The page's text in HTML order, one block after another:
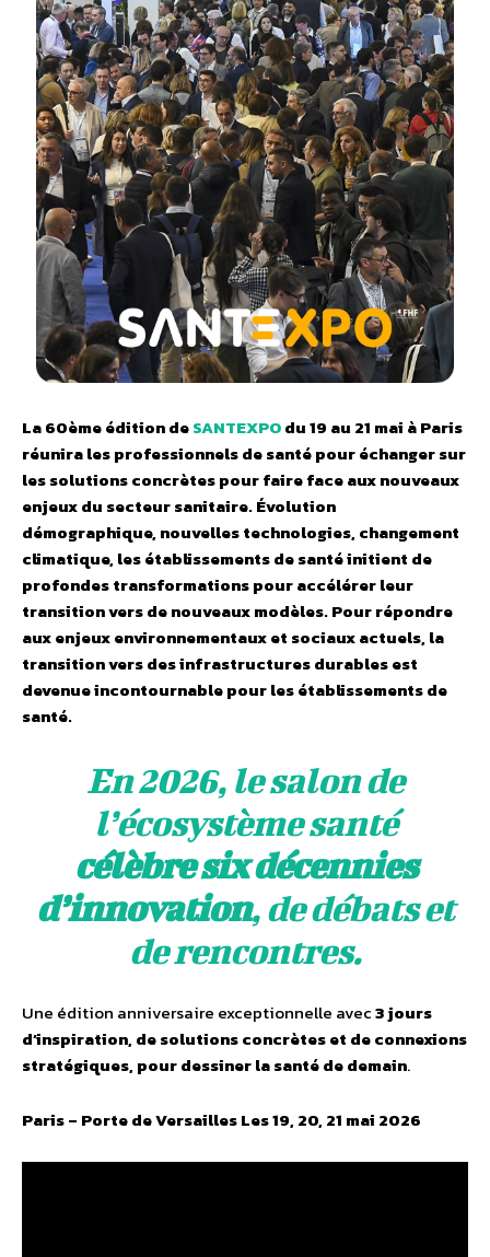
La 60ème édition deSANTEXPOdu 19 au 21 mai à Paris
réunira les professionnels de santé pour échanger sur
les solutions concrètes pour faire face aux nouveaux
enjeux du secteur sanitaire. Évolution
démographique, nouvelles technologies, changement
climatique, les établissements de santé initient de
profondes transformations pour accélérer leur
transition vers de nouveaux modèles. Pour répondre
aux enjeux environnementaux et sociaux actuels, la
transition vers des infrastructures durables est
devenue incontournable pour les établissements de
santé.
En 2026, le salon de
l’écosystème santé
célèbre six décennies
d’innovation, de débats et
de rencontres.
Une édition anniversaire exceptionnelle avec3 jours
d’inspiration, de solutions concrètes et de connexions
stratégiques, pour dessiner la santé de demain.
Paris – Porte de Versailles Les 19, 20, 21 mai 2026